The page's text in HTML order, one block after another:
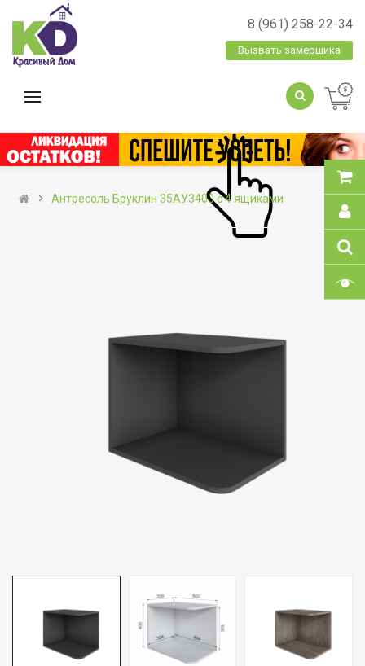
8 (961) 258-22-34
Вызвать замерщика
Антресоль Бруклин 35АУ3400 с 4 ящиками